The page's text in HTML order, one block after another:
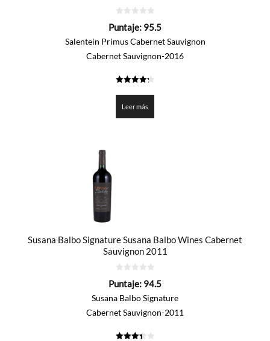
de
Puntaje: 95.5
Salentein Primus Cabernet Sauvignon
Cabernet Sauvignon-2016
de 5
Leer más
Susana Balbo Signature Susana Balbo Wines Cabernet
Sauvignon 2011
de
Puntaje: 94.5
Susana Balbo Signature
Cabernet Sauvignon-2011